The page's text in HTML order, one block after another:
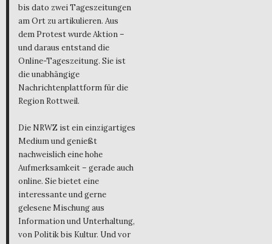
bis dato zwei Tageszeitungen
am Ort zu artikulieren. Aus
dem Protest wurde Aktion –
und daraus entstand die
Online-Tageszeitung. Sie ist
die unabhängige
Nachrichtenplattform für die
Region Rottweil.
Die NRWZ ist ein einzigartiges
Medium und genießt
nachweislich eine hohe
Aufmerksamkeit – gerade auch
online. Sie bietet eine
interessante und gerne
gelesene Mischung aus
Information und Unterhaltung,
von Politik bis Kultur. Und vor